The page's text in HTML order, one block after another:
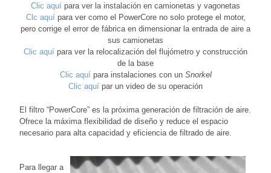
Clic aquí para ver la instalación en camionetas y vagonetas
Clc aquípara ver como el PowerCore no solo protege el motor,
pero corrige el error de fábrica en dimensionar la entrada de aire a
sus camionetas
Clic aquí para ver la relocalización del flujómetro y construcción
de la base
Clic aquípara instalaciones con un Snorkel
Clic aquí par un video de su operación
El filtro “PowerCore” es la próxima generación de filtración de aire.
Ofrece la máxima flexibilidad de diseño y reduce el espacio
necesario para alta capacidad y eficiencia de filtrado de aire.
Para llegar a